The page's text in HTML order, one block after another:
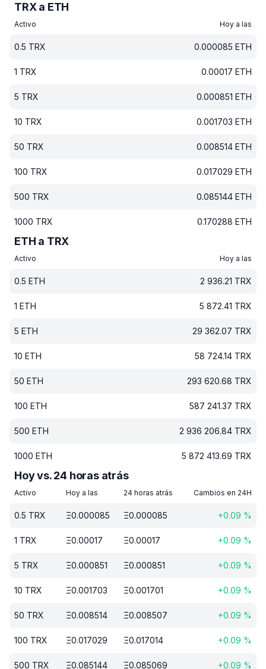
TRX a ETH
Activo Hoy a las
0.5 TRX 0.000085 ETH
1 TRX 0.00017 ETH
5 TRX 0.000851 ETH
10 TRX 0.001703 ETH
50 TRX 0.008514 ETH
100 TRX 0.017029 ETH
500 TRX 0.085144 ETH
1000 TRX 0.170288 ETH
ETH a TRX
Activo Hoy a las
0.5 ETH 2 936.21 TRX
1 ETH 5 872.41 TRX
5 ETH 29 362.07 TRX
10 ETH 58 724.14 TRX
50 ETH 293 620.68 TRX
100 ETH 587 241.37 TRX
500 ETH 2 936 206.84 TRX
1000 ETH 5 872 413.69 TRX
Hoy vs. 24 horas atrás
Activo Hoy a las 24 horas atrás Cambios en 24H
0.5 TRX Ξ0.000085 Ξ0.000085 +0.09 %
1 TRX Ξ0.00017 Ξ0.00017 +0.09 %
5 TRX Ξ0.000851 Ξ0.000851 +0.09 %
10 TRX Ξ0.001703 Ξ0.001701 +0.09 %
50 TRX Ξ0.008514 Ξ0.008507 +0.09 %
100 TRX Ξ0.017029 Ξ0.017014 +0.09 %
500 TRX Ξ0.085144 Ξ0.085069 +0.09 %